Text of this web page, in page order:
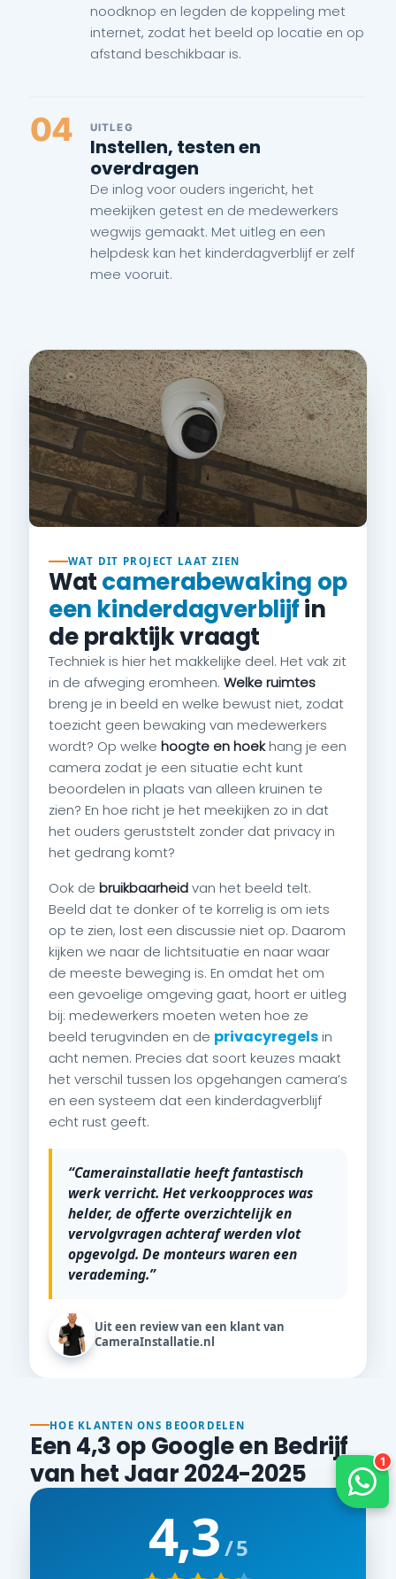
noodknop en legden de koppeling met
internet, zodat het beeld op locatie en op
afstand beschikbaar is.
04 UITLEG
Instellen, testen en
overdragen
De inlog voor ouders ingericht, het
meekijken getest en de medewerkers
wegwijs gemaakt. Met uitleg en een
helpdesk kan het kinderdagverblijf er zelf
mee vooruit.
WAT DIT PROJECT LAAT ZIEN
Watcamerabewaking op
een kinderdagverblijfin
de praktijk vraagt
Techniek is hier het makkelijke deel. Het vak zit
in de afweging eromheen. Welke ruimtes
breng je in beeld en welke bewust niet, zodat
toezicht geen bewaking van medewerkers
wordt? Op welke hoogte en hoekhang je een
camera zodat je een situatie echt kunt
beoordelen in plaats van alleen kruinen te
zien? En hoe richt je het meekijken zo in dat
het ouders geruststelt zonder dat privacy in
het gedrang komt?
Ook de bruikbaarheidvan het beeld telt.
Beeld dat te donker of te korrelig is om iets
op te zien, lost een discussie niet op. Daarom
kijken we naar de lichtsituatie en naar waar
de meeste beweging is. En omdat het om
een gevoelige omgeving gaat, hoort er uitleg
bij: medewerkers moeten weten hoe ze
beeld terugvinden en de privacyregels in
acht nemen. Precies dat soort keuzes maakt
het verschil tussen los opgehangen camera’s
en een systeem dat een kinderdagverblijf
echt rust geeft.
“Camerainstallatie heeft fantastisch
werk verricht. Het verkoopproces was
helder, de offerte overzichtelijk en
vervolgvragen achteraf werden vlot
opgevolgd. De monteurs waren een
verademing.”
Uit een review van een klant van
CameraInstallatie.nl
HOE KLANTEN ONS BEOORDELEN
Een 4,3 op Google en Bedrijf
van het Jaar 2024-2025
4,3/ 5